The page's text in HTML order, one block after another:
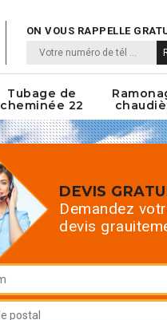
ON VOUS RAPPELLE
Tubage de
cheminée 22
DEVIS
Demandez
devis